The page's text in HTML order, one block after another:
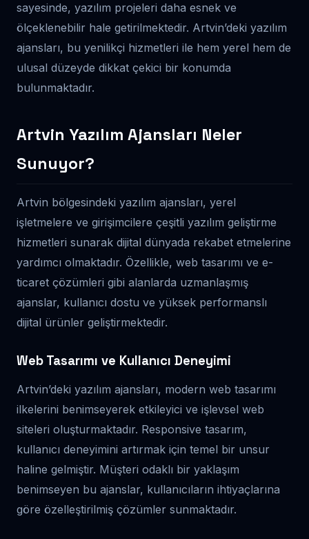
sayesinde, yazılım projeleri daha esnek ve
ölçeklenebilir hale getirilmektedir. Artvin’deki yazılım
ajansları, bu yenilikçi hizmetleri ile hem yerel hem de
ulusal düzeyde dikkat çekici bir konumda
bulunmaktadır.
Artvin Yazılım Ajansları Neler
Sunuyor?
Artvin bölgesindeki yazılım ajansları, yerel
işletmelere ve girişimcilere çeşitli yazılım geliştirme
hizmetleri sunarak dijital dünyada rekabet etmelerine
yardımcı olmaktadır. Özellikle, web tasarımı ve e-
ticaret çözümleri gibi alanlarda uzmanlaşmış
ajanslar, kullanıcı dostu ve yüksek performanslı
dijital ürünler geliştirmektedir.
Web Tasarımı ve Kullanıcı Deneyimi
Artvin’deki yazılım ajansları, modern web tasarımı
ilkelerini benimseyerek etkileyici ve işlevsel web
siteleri oluşturmaktadır. Responsive tasarım,
kullanıcı deneyimini artırmak için temel bir unsur
haline gelmiştir. Müşteri odaklı bir yaklaşım
benimseyen bu ajanslar, kullanıcıların ihtiyaçlarına
göre özelleştirilmiş çözümler sunmaktadır.